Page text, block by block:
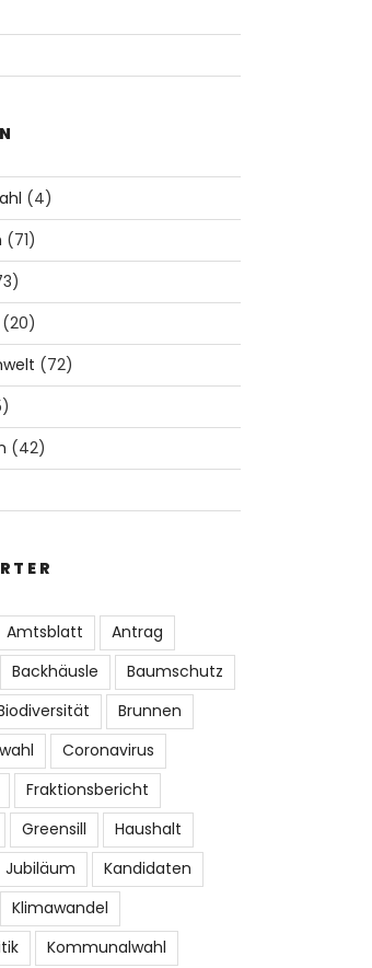
(4)
(71)
(20)
(72)
(42)
Amtsblatt
Antrag
Backhäusle
Baumschutz
Brunnen
Coronavirus
Fraktionsbericht
Greensill
Haushalt
Jubiläum
Kandidaten
Klimawandel
Kommunalwahl